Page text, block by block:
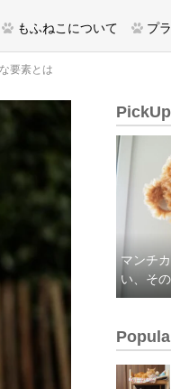
もふねこについて プ
要素とは
PickUp
マンチ
い、そ